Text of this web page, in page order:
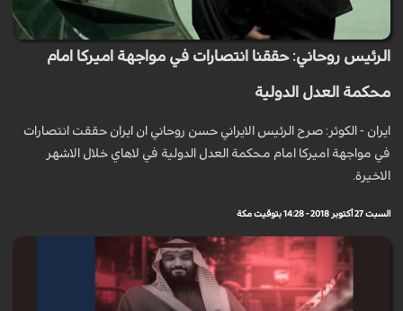
الرئيس روحاني: حققنا انتصارات في مواجهة اميركا امام
محكمة العدل الدولية
ایران - الکوثر: صرح الرئيس الايراني حسن روحاني ان ايران حققت انتصارات
في مواجهة اميركا امام محكمة العدل الدولية في لاهاي خلال الاشهر
الاخيرة.
السبت 27 أكتوبر 2018 - 14:28 بتوقيت مكة